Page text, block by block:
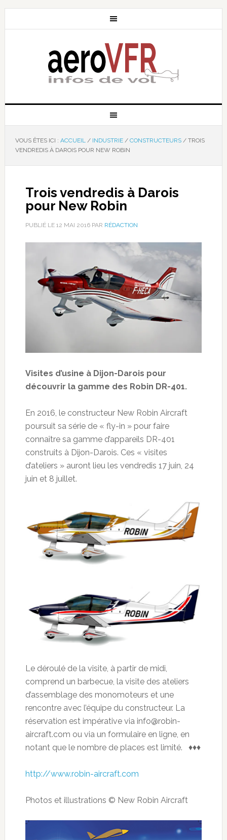
VOUS ÊTES ICI : ACCUEIL / INDUSTRIE / CONSTRUCTEURS /TROIS
VENDREDIS À DAROIS POUR NEW ROBIN
Trois vendredis à Darois
pour New Robin
PUBLIÉ LE 12 MAI 2016PAR RÉDACTION
Visites d’usine à Dijon-Darois pour
découvrir la gamme des Robin DR-401.
En 2016, le constructeur New Robin Aircraft
poursuit sa série de « fly-in » pour faire
connaître sa gamme d’appareils DR-401
construits à Dijon-Darois. Ces « visites
d’ateliers » auront lieu les vendredis 17 juin, 24
juin et 8 juillet.
Le déroulé de la visite, à partir de midi,
comprend un barbecue, la visite des ateliers
d’assemblage des monomoteurs et une
rencontre avec l’équipe du constructeur. La
réservation est impérative via info@robin-
aircraft.com ou via un formulaire en ligne, en
notant que le nombre de places est limité. ♦♦♦
http://www.robin-aircraft.com
Photos et illustrations © New Robin Aircraft